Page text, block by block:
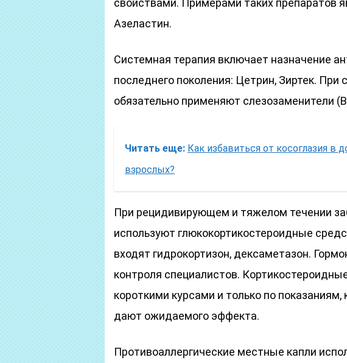
свойствами. Примерами таких препаратов
Азеластин.
Системная терапия включает назначение
последнего поколения: Цетрин, Зиртек. При
обязательно применяют слезозаменители
Читать еще: Как избавиться от косоглазия в
взрослых?
При рецидивирующем и тяжелом течении
используют глюкокортикостероидные
входят гидрокортизон, дексаметазон.
контроля специалистов.
короткими курсами и только по показаниям,
дают ожидаемого эффекта.
Противоаллергические местные капли